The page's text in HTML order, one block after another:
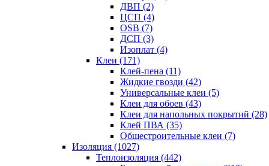
ДВП (2)
ЦСП (4)
OSB (7)
ДСП (3)
Изоплат (4)
Клеи (171)
Клей-пена (11)
Жидкие гвозди (42)
Универсальные клеи (5)
Клеи для обоев (43)
Клеи для напольных покрытий (28)
Клей ПВА (35)
Общестроительные клеи (7)
Изоляция (1027)
Теплоизоляция (442)